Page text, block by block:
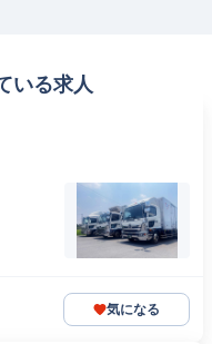
いる求人
気になる